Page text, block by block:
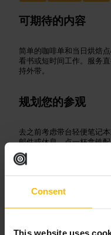
Consent
This website uses
可期待的内容
简单的咖啡单和当日烘焙
看书或短时间工作。服务
持外带。
规划您的参观
去之前考虑带台轻便笔记
邮件或休息。点一杯拿铁
桌。若想外带，点单柜台通
咖啡的艺术
餐饮•咖啡馆、咖啡和茶馆•